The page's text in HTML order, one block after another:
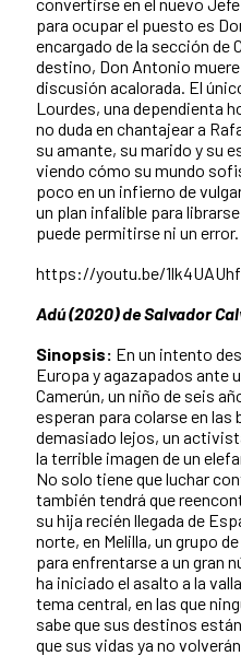
para ocupar el puesto es
encargado de la sección de
destino, Don Antonio
discusión acalorada. El
Lourdes, una dependienta
no duda en chantajear a
su amante, su marido y su
viendo cómo su mundo
poco en un infierno de
un plan infalible para
puede permitirse ni un
https://youtu.be/
Adú (2020) de Salvador
Sinopsis: En un intento
Europa y agazapados ante
Camerún, un niño de seis
esperan para colarse en las
demasiado lejos, un
la terrible imagen de un
No solo tiene que luchar
también tendrá que
su hija recién llegada de
norte, en Melilla, un grupo
para enfrentarse a un gran
ha iniciado el asalto a la
tema central, en las que
sabe que sus destinos
que sus vidas ya no